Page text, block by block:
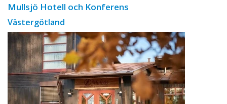
Mullsjö Hotell och Konferens
Västergötland